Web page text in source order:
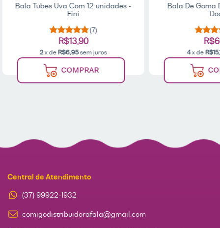
Bala Tubes Uva Com 12 unidades -
Fini
(7)
R$13,90
2x deR$6,95sem juros
COMPRAR
Bala De Goma
4 x de
Central de Atendimento
(37) 99922-1932
comigodistribuidorafala@gmail.com